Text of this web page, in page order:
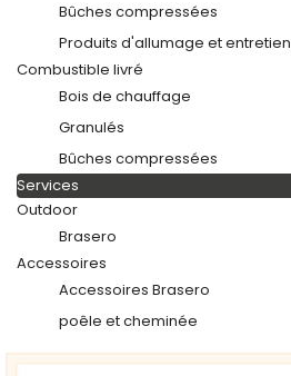
Bûches compressées
Produits d'allumage et entretien
Combustible livré
Bois de chauffage
Granulés
Bûches compressées
Services
Outdoor
Brasero
Accessoires
Accessoires Brasero
poêle et cheminée